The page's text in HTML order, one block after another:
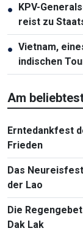
● KPV-
reist zu
Neuseeland
● Vietnam,
indischen
Am
Erntedankfest
Frieden
Das
der Lao
Die
Dak Lak